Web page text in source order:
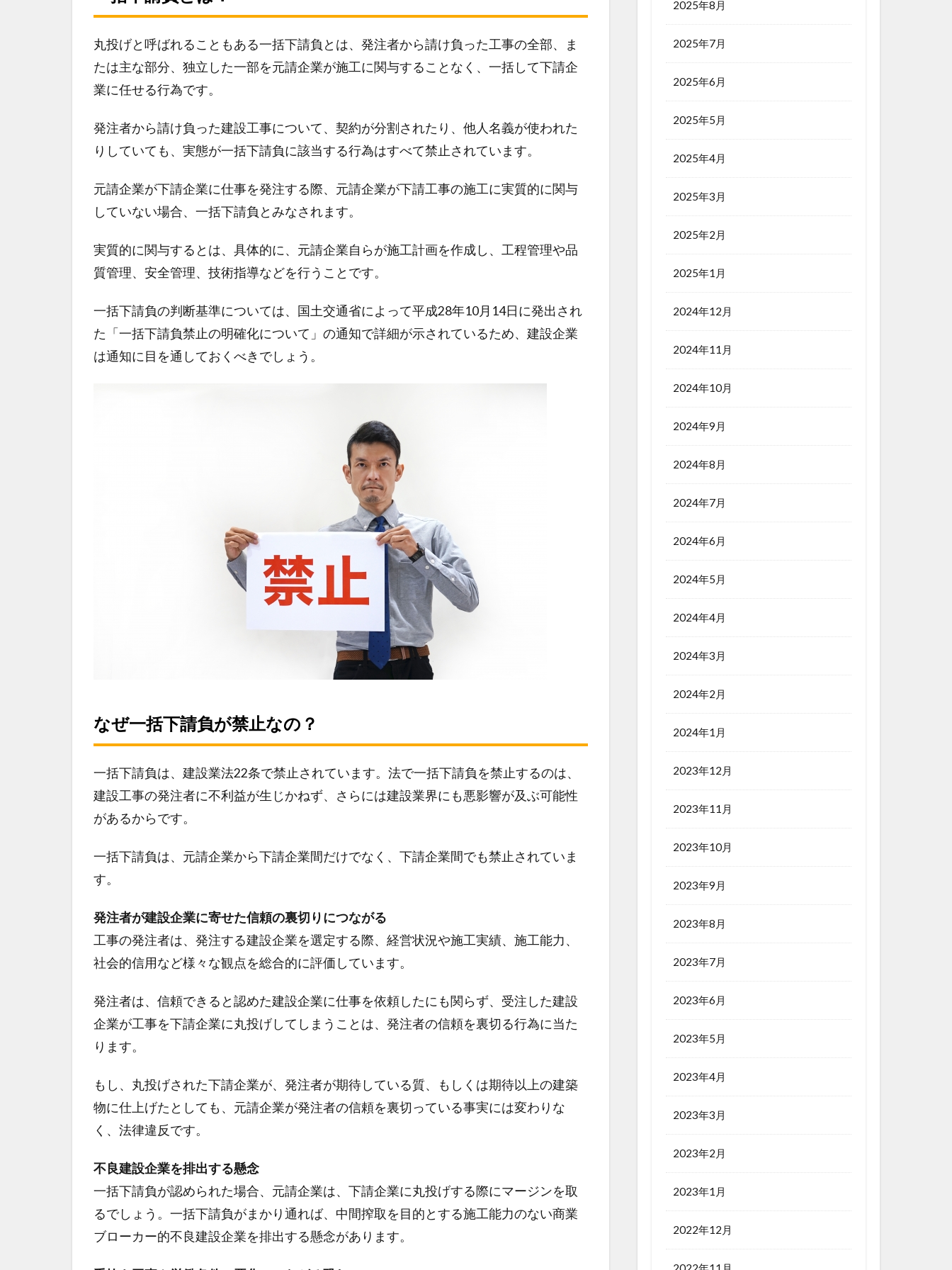
丸投げと呼ばれることもある一括下請負とは、発注者から請け負った工事の全部、ま
たは主な部分、独立した一部を元請企業が施工に関与することなく、一括して下請企
業に任せる行為です。
発注者から請け負った建設工事について、契約が分割されたり、他人名義が使われた
りしていても、実態が一括下請負に該当する行為はすべて禁止されています。
元請企業が下請企業に仕事を発注する際、元請企業が下請工事の施工に実質的に関与
していない場合、一括下請負とみなされます。
実質的に関与するとは、具体的に、元請企業自らが施工計画を作成し、工程管理や品
質管理、安全管理、技術指導などを行うことです。
一括下請負の判断基準については、国土交通省によって平成28年10月14日に発出され
た「一括下請負禁止の明確化について」の通知で詳細が示されているため、建設企業
は通知に目を通しておくべきでしょう。
なぜ一括下請負が禁止なの？
一括下請負は、建設業法22条で禁止されています。法で一括下請負を禁止するのは、
建設工事の発注者に不利益が生じかねず、さらには建設業界にも悪影響が及ぶ可能性
があるからです。
一括下請負は、元請企業から下請企業間だけでなく、下請企業間でも禁止されていま
す。
発注者が建設企業に寄せた信頼の裏切りにつながる
工事の発注者は、発注する建設企業を選定する際、経営状況や施工実績、施工能力、
社会的信用など様々な観点を総合的に評価しています。
発注者は、信頼できると認めた建設企業に仕事を依頼したにも関らず、受注した建設
企業が工事を下請企業に丸投げしてしまうことは、発注者の信頼を裏切る行為に当た
ります。
もし、丸投げされた下請企業が、発注者が期待している質、もしくは期待以上の建築
物に仕上げたとしても、元請企業が発注者の信頼を裏切っている事実には変わりな
く、法律違反です。
不良建設企業を排出する懸念
一括下請負が認められた場合、元請企業は、下請企業に丸投げする際にマージンを取
るでしょう。一括下請負がまかり通れば、中間搾取を目的とする施工能力のない商業
ブローカー的不良建設企業を排出する懸念があります。
2025年8月
2025年7月
2025年6月
2025年5月
2025年4月
2025年3月
2025年2月
2025年1月
2024年12月
2024年11月
2024年10月
2024年9月
2024年8月
2024年7月
2024年6月
2024年5月
2024年4月
2024年3月
2024年2月
2024年1月
2023年12月
2023年11月
2023年10月
2023年9月
2023年8月
2023年7月
2023年6月
2023年5月
2023年4月
2023年3月
2023年2月
2023年1月
2022年12月